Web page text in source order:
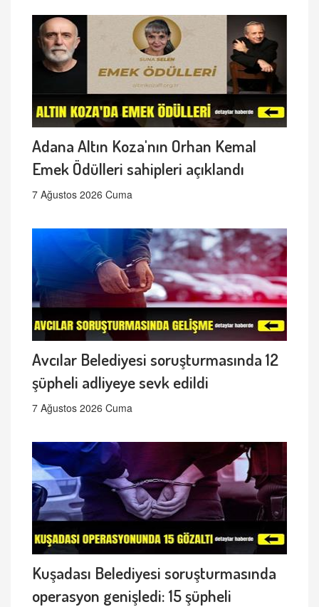
Adana Altın Koza'nın Orhan Kemal
Emek Ödülleri sahipleri açıklandı
7 Ağustos 2026 Cuma
Avcılar Belediyesi soruşturmasında 12
şüpheli adliyeye sevk edildi
7 Ağustos 2026 Cuma
Kuşadası Belediyesi soruşturmasında
operasyon genişledi: 15 şüpheli